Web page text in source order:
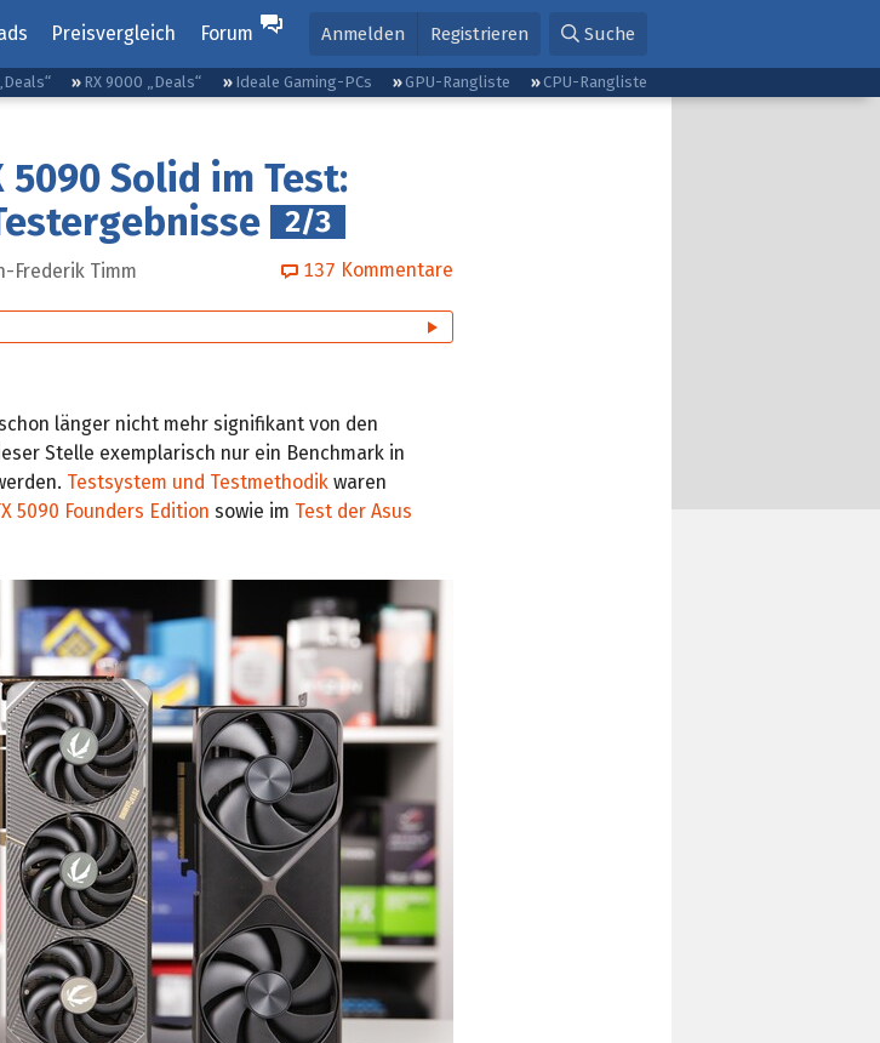
Preisvergleich Forum Anmelden Registrieren Suche
RX 9000 „Deals“ Ideale Gaming-PCs GPU-Rangliste CPU-Rangliste
5090 Solid im Test:
2/3
Frederik Timm 137 Kommentare
länger nicht mehr signifikant von den
Stelle exemplarisch nur ein Benchmark in
Testsystem und Testmethodik waren
5090 Founders Edition sowie im Test der Asus